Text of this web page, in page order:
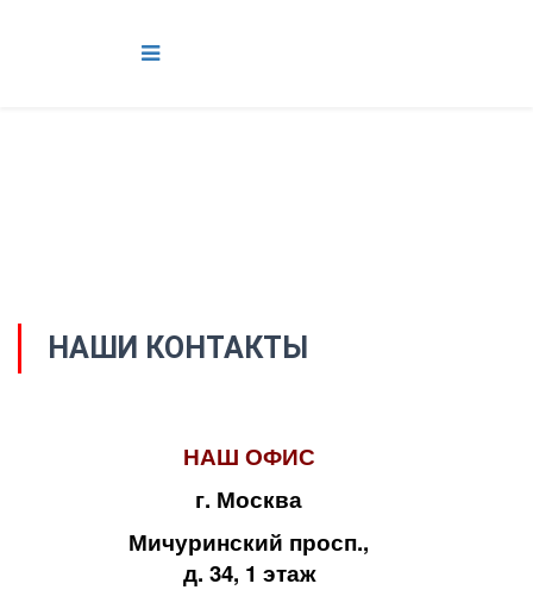
НАШИ КОНТАКТЫ
НАШ ОФИС
г. Москва
Мичуринский просп.,
д. 34, 1 этаж